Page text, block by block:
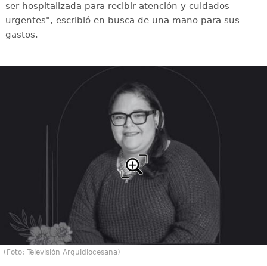
ser hospitalizada para recibir atención y cuidados
urgentes", escribió en busca de una mano para sus
gastos.
(Foto: Televisión Arquidiocesana)